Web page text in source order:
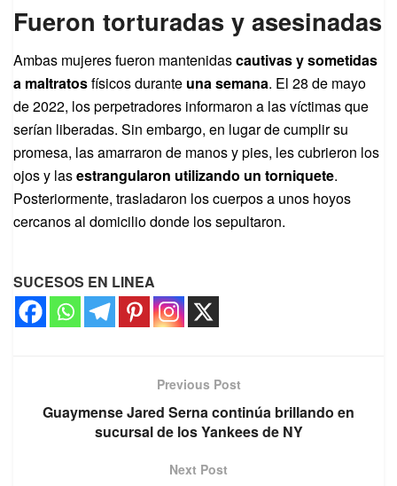
Fueron torturadas y asesinadas
Ambas mujeres fueron mantenidascautivas y sometidas
a maltratosfísicos durante una semana. El 28 de mayo
de 2022, los perpetradores informaron a las víctimas que
serían liberadas. Sin embargo, en lugar de cumplir su
promesa, las amarraron de manos y pies, les cubrieron los
ojos y lasestrangularon utilizando un torniquete.
Posteriormente, trasladaron los cuerpos a unos hoyos
cercanos al domicilio donde los sepultaron.
SUCESOS EN LINEA
Previous Post
Guaymense Jared Serna continúa brillando en
sucursal de los Yankees de NY
Next Post